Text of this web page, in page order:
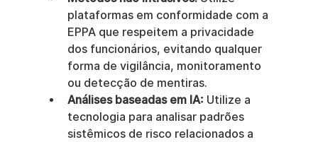
plataformas em conformidade com a
EPPA que respeitem a privacidade
dos funcionários, evitando qualquer
forma de vigilância, monitoramento
ou detecção de mentiras.
Análises baseadas em IA: Utilize a
tecnologia para analisar padrões
sistêmicos de risco relacionados a